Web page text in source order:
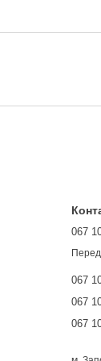
067
067
067
067